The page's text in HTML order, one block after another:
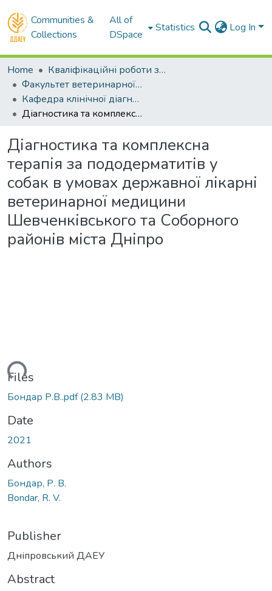
Communities &
Collections
All of
DSpace
Statistics Log In
Home
Кваліфікаційні роботи здобувачів вищої освіти
Факультет ветеринарної медицини
Кафедра клінічної діагностики та внутрішніх хвороб тварин. Магістри
Діагностика та комплексна терапія за пододерматитів у собак в умовах державної лікарні ветеринарної медицини Шевченківського та Соборного районів міста Дніпро
Діагностика та комплексна
терапія за пододерматитів у
собак в умовах державної лікарні
ветеринарної медицини
Шевченківського та Соборного
районів міста Дніпро
Files
Бондар Р.В..pdf(2.83 MB)
Date
2021
Authors
Бондар, Р. В.
Bondar, R. V.
Publisher
Дніпровський ДАЕУ
Abstract